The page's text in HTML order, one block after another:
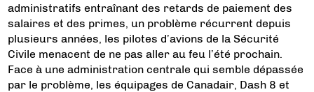
administratifs entraînant des retards de paiement des
salaires et des primes, un problème récurrent depuis
plusieurs années, les pilotes d’avions de la Sécurité
Civile menacent de ne pas aller au feu l’été prochain.
Face à une administration centrale qui semble dépassée
par le problème, les équipages de Canadair, Dash 8 et